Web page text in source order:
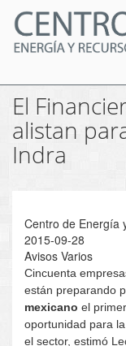
Pasar
contenido
principal
El
alistan
Indra
Centro de Energía
2015-09-28
Avisos Varios
Cincuenta
están preparando
mexicano el
oportunidad para
el sector, estimó